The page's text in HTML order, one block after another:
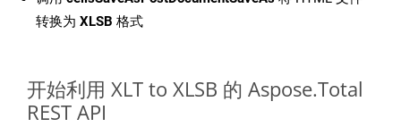
转换为 XLSB 格式
开始利用 XLT to XLSB 的 Aspose.Total
REST API